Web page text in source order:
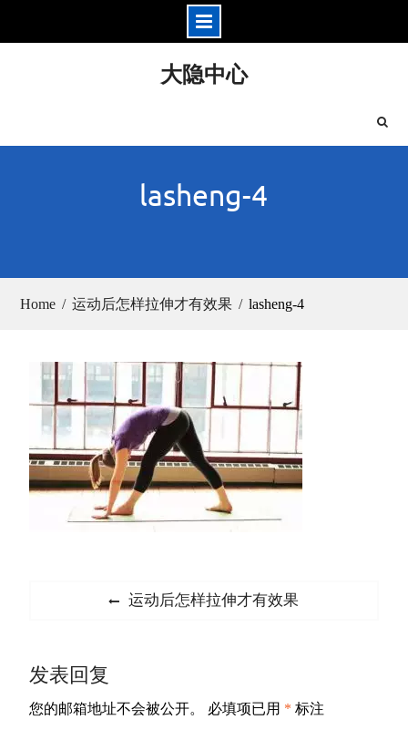
大隐中心
lasheng-4
Home 运动后怎样拉伸才有效果 lasheng-4
航
Previous
运动后怎样拉伸才有效果
发表回复
您的邮箱地址不会被公开。 必填项已用 * 标注